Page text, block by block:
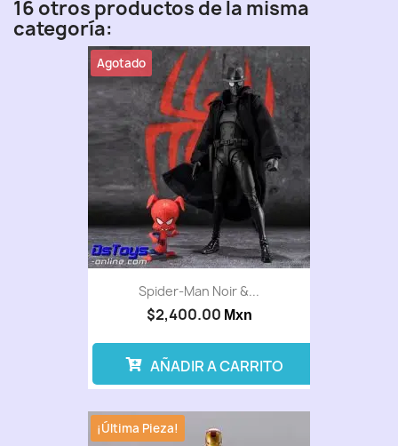
16 otros productos de la misma
categoría:
Spider-Man Noir &...
$2,400.00 Mxn
Agotado
AÑADIR A CARRITO
¡Última Pieza!